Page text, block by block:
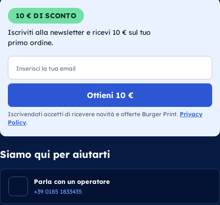
10 € DI SCONTO
Iscriviti alla newsletter e ricevi 10 € sul tuo
primo ordine.
Ottieni 10 €
Iscrivendoti accetti di ricevere novità e offerte Burger Print. Privacy
Policy.
Siamo qui per aiutarti
Parla con un operatore
+39 0185 1833435